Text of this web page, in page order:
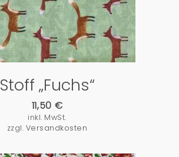
Stoff „Fuchs“
11,50 €
inkl. MwSt.
zzgl. Versandkosten